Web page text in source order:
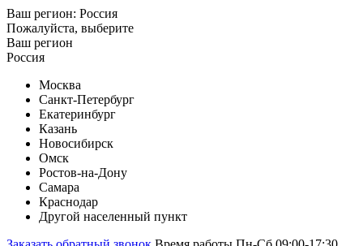
Ваш регион: Россия
Пожалуйста, выберите
Ваш регион
Россия
Москва
Санкт-Петербург
Екатеринбург
Казань
Новосибирск
Омск
Ростов-на-Дону
Самара
Краснодар
Другой населенный пункт